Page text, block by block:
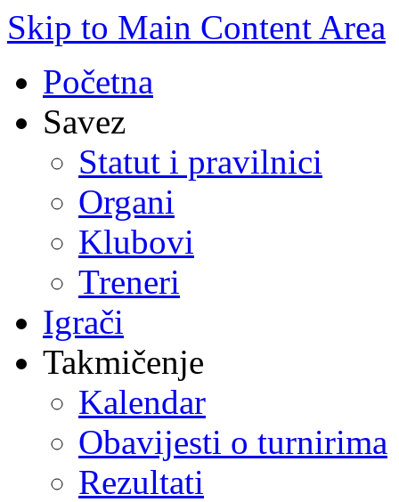
Skip to Main Content Area
Početna
Savez
Statut i pravilnici
Organi
Klubovi
Treneri
Igrači
Takmičenje
Kalendar
Obavijesti o turnirima
Rezultati